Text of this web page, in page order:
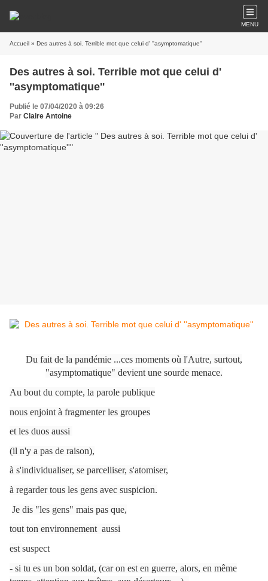
MENU
Accueil » Des autres à soi. Terrible mot que celui d' ''asymptomatique''
Des autres à soi. Terrible mot que celui d'
''asymptomatique''
Publié le 07/04/2020 à 09:26
Par Claire Antoine
Du fait de la pandémie ...ces moments où l'Autre, surtout,
"asymptomatique" devient une sourde menace.
Au bout du compte, la parole publique
nous enjoint à fragmenter les groupes
et les duos aussi
(il n'y a pas de raison),
à s'individualiser, se parcelliser, s'atomiser,
à regarder tous les gens avec suspicion.
Je dis "les gens" mais pas que,
tout ton environnement aussi
est suspect
- si tu es un bon soldat, (car on est en guerre, alors, en même